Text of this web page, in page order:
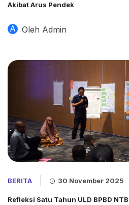
Akibat Arus Pendek
A Oleh Admin
BERITA 30 November 2025
Refleksi Satu Tahun ULD BPBD NTB